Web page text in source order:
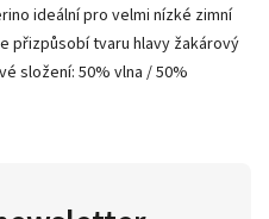
ideální pro velmi nízké zimní
přizpůsobí tvaru hlavy žakárový
složení: 50% vlna / 50%